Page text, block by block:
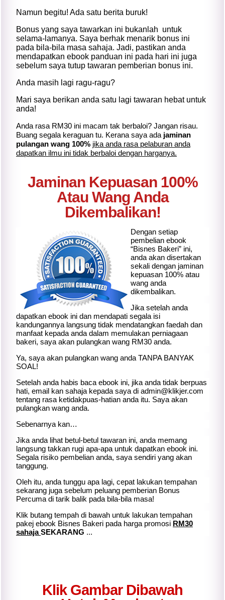
Namun begitu! Ada satu berita buruk!
Bonus yang saya tawarkan ini bukanlah untuk
selama-lamanya. Saya berhak menarik bonus ini
pada bila-bila masa sahaja. Jadi, pastikan anda
mendapatkan ebook panduan ini pada hari ini juga
sebelum saya tutup tawaran pemberian bonus ini.
Anda masih lagi ragu-ragu?
Mari saya berikan anda satu lagi tawaran hebat untuk
anda!
Anda rasa RM30 ini macam tak berbaloi? Jangan risau.
Buang segala keraguan tu. Kerana saya ada jaminan
pulangan wang 100% jika anda rasa pelaburan anda
dapatkan ilmu ini tidak berbaloi dengan harganya.
Jaminan Kepuasan 100%
Atau Wang Anda
Dikembalikan!
Dengan setiap
pembelian ebook
“Bisnes Bakeri” ini,
anda akan disertakan
sekali dengan jaminan
kepuasan 100% atau
wang anda
dikembalikan.
Jika setelah anda
dapatkan ebook ini dan mendapati segala isi
kandungannya langsung tidak mendatangkan faedah dan
manfaat kepada anda dalam memulakan perniagaan
bakeri, saya akan pulangkan wang RM30 anda.
Ya, saya akan pulangkan wang anda TANPA BANYAK
SOAL!
Setelah anda habis baca ebook ini, jika anda tidak berpuas
hati, email kan sahaja kepada saya di admin@klikjer.com
tentang rasa ketidakpuas-hatian anda itu. Saya akan
pulangkan wang anda.
Sebenarnya kan…
Jika anda lihat betul-betul tawaran ini, anda memang
langsung takkan rugi apa-apa untuk dapatkan ebook ini.
Segala risiko pembelian anda, saya sendiri yang akan
tanggung.
Oleh itu, anda tunggu apa lagi, cepat lakukan tempahan
sekarang juga sebelum peluang pemberian Bonus
Percuma di tarik balik pada bila-bila masa!
Klik butang tempah di bawah untuk lakukan tempahan
pakej ebook Bisnes Bakeri pada harga promosi RM30
sahajaSEKARANG ...
Klik Gambar Dibawah